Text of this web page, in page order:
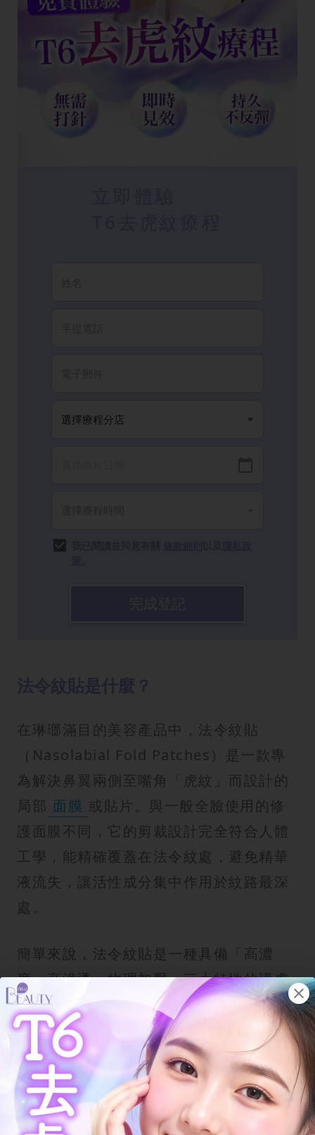
在琳瑯滿目的美容產品中，法令紋貼
（Nasolabial Fold Patches）是一款專
為解決鼻翼兩側至嘴角「虎紋」而設計的
局部 面膜 或貼片。與一般全臉使用的修
護面膜不同，它的剪裁設計完全符合人體
工學，能精確覆蓋在法令紋處，避免精華
液流失，讓活性成分集中作用於紋路最深
處。
簡單來說，法令紋貼是一種具備「高濃
度、高滲透、物理加壓」三大特性的護膚
工具。